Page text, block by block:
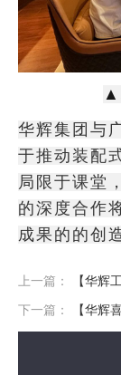
▲
华辉集团与
于推动装配
局限于课堂
的深度合作
成果的的创
上一篇：
【华辉
下一篇：
【华辉